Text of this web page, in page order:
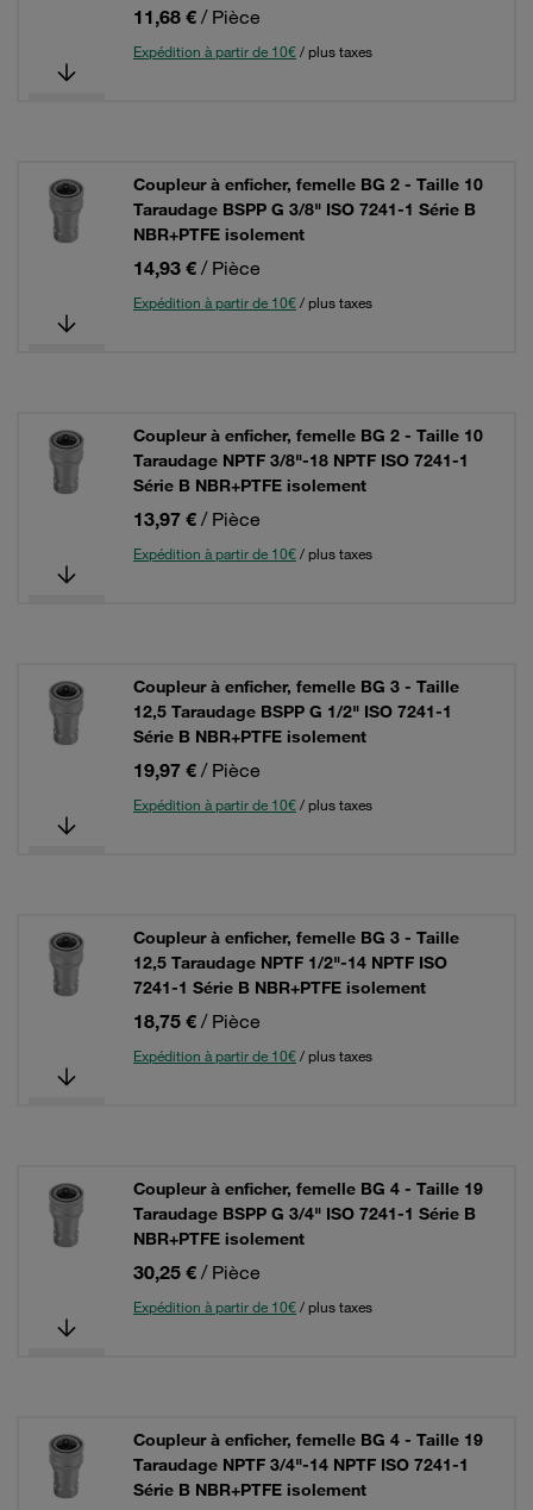
11,68 € / Pièce
Expédition à partir de 10€/ plus taxes
Coupleur à enficher, femelle BG 2 - Taille 10
Taraudage BSPP G 3/8" ISO 7241-1 Série B
NBR+PTFE isolement
14,93 € / Pièce
Expédition à partir de 10€/ plus taxes
Coupleur à enficher, femelle BG 2 - Taille 10
Taraudage NPTF 3/8"-18 NPTF ISO 7241-1
Série B NBR+PTFE isolement
13,97 € / Pièce
Expédition à partir de 10€/ plus taxes
Coupleur à enficher, femelle BG 3 - Taille
12,5 Taraudage BSPP G 1/2" ISO 7241-1
Série B NBR+PTFE isolement
19,97 € / Pièce
Expédition à partir de 10€/ plus taxes
Coupleur à enficher, femelle BG 3 - Taille
12,5 Taraudage NPTF 1/2"-14 NPTF ISO
7241-1 Série B NBR+PTFE isolement
18,75 € / Pièce
Expédition à partir de 10€/ plus taxes
Coupleur à enficher, femelle BG 4 - Taille 19
Taraudage BSPP G 3/4" ISO 7241-1 Série B
NBR+PTFE isolement
30,25 € / Pièce
Expédition à partir de 10€/ plus taxes
Coupleur à enficher, femelle BG 4 - Taille 19
Taraudage NPTF 3/4"-14 NPTF ISO 7241-1
Série B NBR+PTFE isolement